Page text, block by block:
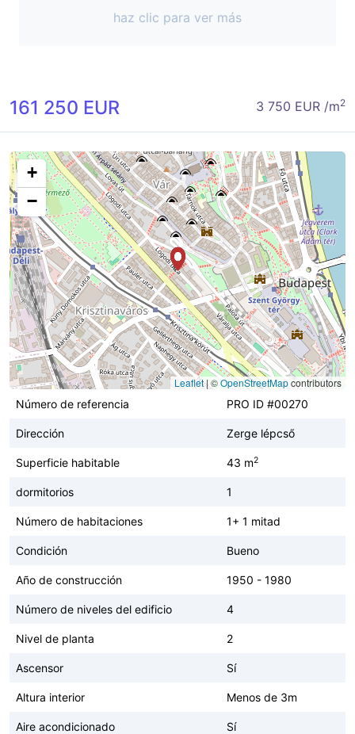
haz clic para ver más
161 250 EUR 3 750 EUR /m2
+
−
Leaflet|©OpenStreetMapcontributors
Número de referencia
PRO ID #00270
Dirección Zerge lépcső
Superficie habitable 43 m2
dormitorios 1
Número de habitaciones 1+ 1 mitad
Condición Bueno
Año de construcción 1950 - 1980
Número de niveles del edificio 4
Nivel de planta 2
Ascensor Sí
Altura interior Menos de 3m
Aire acondicionado Sí